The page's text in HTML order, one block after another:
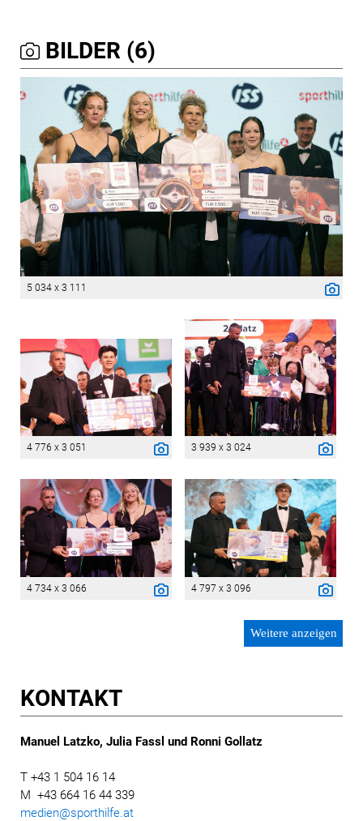
BILDER (6)
5 034 x 3 111
4 776 x 3 051 3 939 x 3 024
4 734 x 3 066 4 797 x 3 096
Weitere anzeigen
KONTAKT
Manuel Latzko, Julia Fassl und Ronni Gollatz
T +43 1 504 16 14
M +43 664 16 44 339
medien@sporthilfe.at